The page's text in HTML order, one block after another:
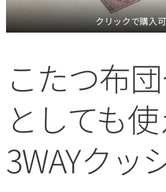
クリックで購入
こたつ布
としても
3WAYクッ